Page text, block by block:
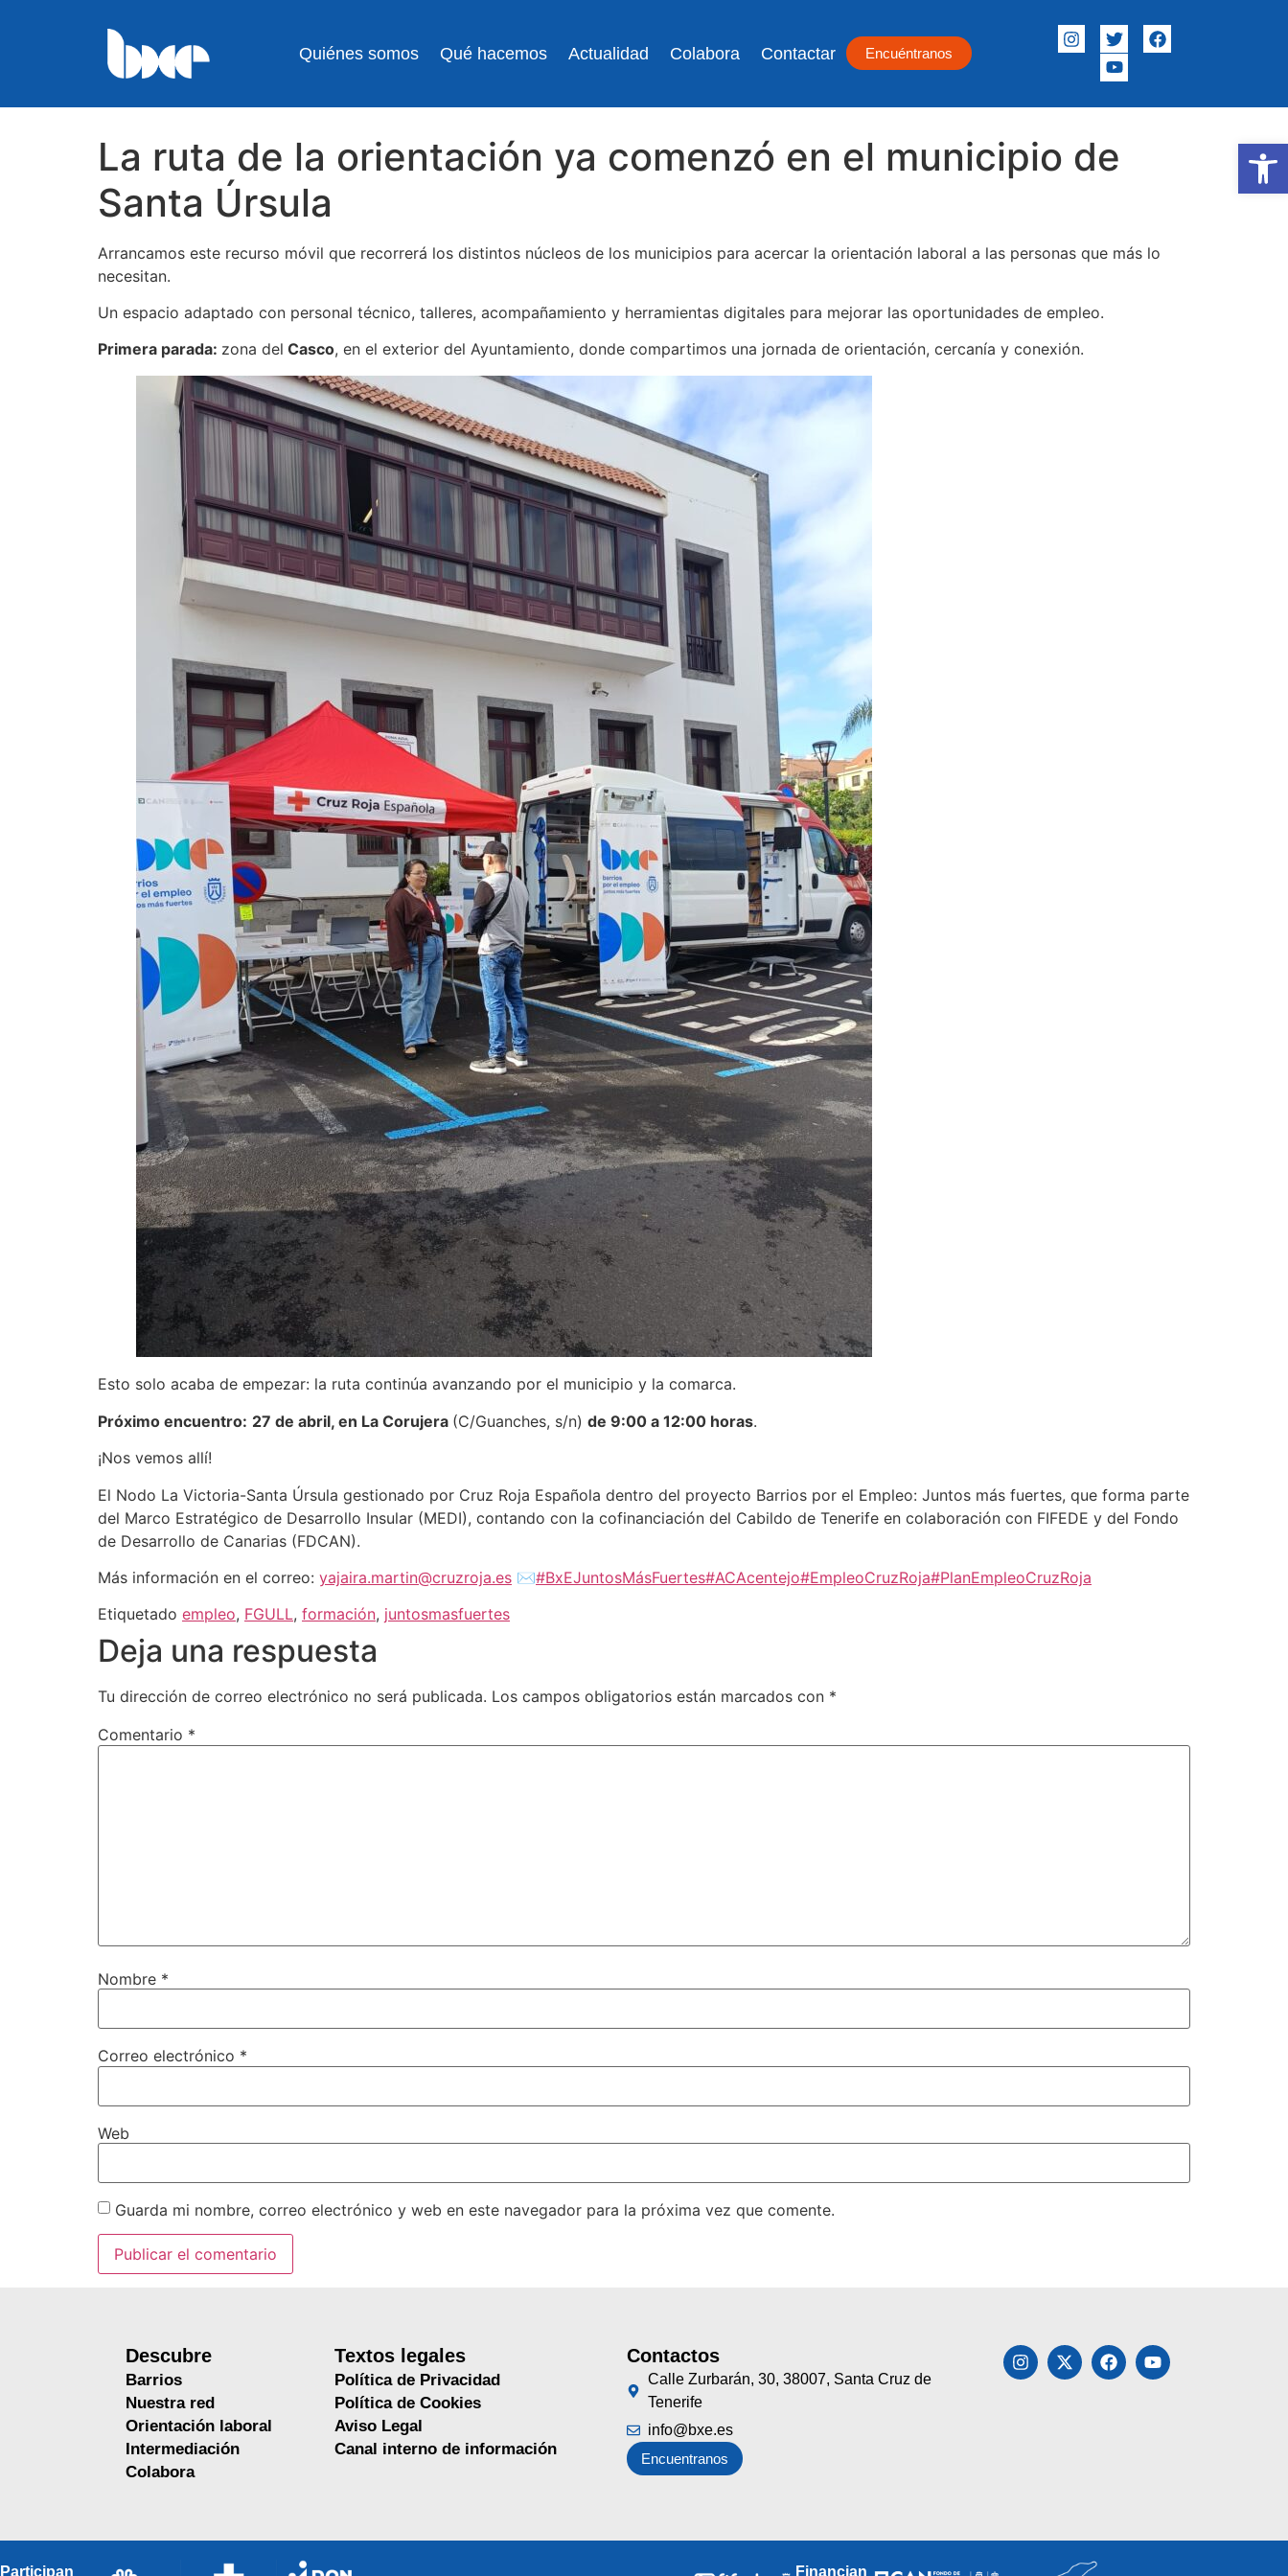
Abrir
Quiénes somos Qué hacemos Actualidad Colabora Contactar Encuéntranos
La ruta de la orientación ya comenzó en el municipio de
Santa Úrsula
Arrancamos este recurso móvil que recorrerá los distintos núcleos de los municipios para acercar la orientación laboral a las personas que más lo
necesitan.
Un espacio adaptado con personal técnico, talleres, acompañamiento y herramientas digitales para mejorar las oportunidades de empleo.
Primera parada: zona del Casco, en el exterior del Ayuntamiento, donde compartimos una jornada de orientación, cercanía y conexión.
Esto solo acaba de empezar: la ruta continúa avanzando por el municipio y la comarca.
Próximo encuentro: 27 de abril, en La Corujera (C/Guanches, s/n) de 9:00 a 12:00 horas.
¡Nos vemos allí!
El Nodo La Victoria-Santa Úrsula gestionado por Cruz Roja Española dentro del proyecto Barrios por el Empleo: Juntos más fuertes, que forma parte
del Marco Estratégico de Desarrollo Insular (MEDI), contando con la cofinanciación del Cabildo de Tenerife en colaboración con FIFEDE y del Fondo
de Desarrollo de Canarias (FDCAN).
Más información en el correo: yajaira.martin@cruzroja.es ✉️#BxEJuntosMásFuertes#ACAcentejo#EmpleoCruzRoja#PlanEmpleoCruzRoja
Etiquetado empleo, FGULL, formación, juntosmasfuertes
Deja una respuesta
Tu dirección de correo electrónico no será publicada. Los campos obligatorios están marcados con *
Comentario *
Nombre *
Correo electrónico *
Web
Guarda mi nombre, correo electrónico y web en este navegador para la próxima vez que comente.
Descubre
Barrios
Nuestra red
Orientación laboral
Intermediación
Colabora
Textos legales
Política de Privacidad
Política de Cookies
Aviso Legal
Canal interno de información
Contactos
Calle Zurbarán, 30, 38007, Santa Cruz de
Tenerife
info@bxe.es
Encuentranos
Participan Financian